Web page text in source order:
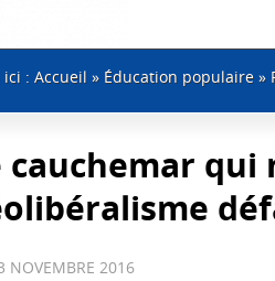
ici : Accueil » Éducation populaire »
cauchemar qui
NOVEMBRE 2016